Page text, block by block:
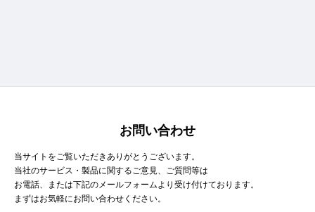
お問い合わせ
当サイトをご覧いただきありがとうございます。
当社のサービス・製品に関するご意見、ご質問等は
お電話、または下記のメールフォームより受け付けております。
まずはお気軽にお問い合わせください。